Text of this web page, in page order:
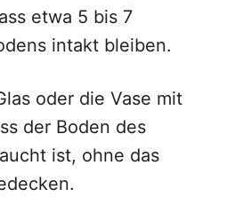
etwa 5 bis 7
intakt bleiben.
oder die Vase mit
der Boden des
ist, ohne das